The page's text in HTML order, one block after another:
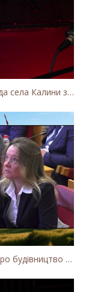
Жінки, які захищають Карпати. Як громада села Калини захищає річку Тересву від забудови МГЕС
Виступ Оксани Станкевич-Волосянчук про будівництво вітропарків у Закарпатській області